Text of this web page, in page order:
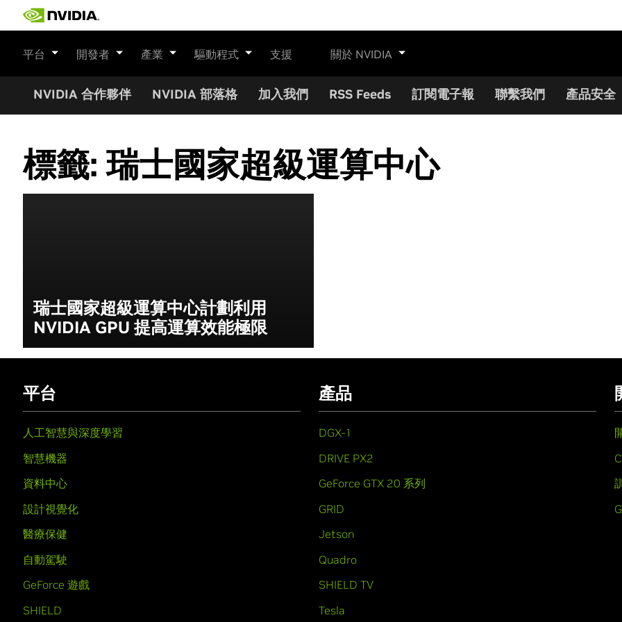
平台 開發者 產業 驅動程式 支援 關於 NVIDIA
NVIDIA 合作夥伴 NVIDIA 部落格 加入我們 RSS Feeds 訂閱電子報 聯繫我們 產品安全
標籤:瑞士國家超級運算中心
瑞士國家超級運算中心計劃利用
NVIDIA GPU 提高運算效能極限
平台
人工智慧與深度學習
智慧機器
資料中心
設計視覺化
醫療保健
自動駕駛
GeForce 遊戲
SHIELD
產品
DGX-1
DRIVE PX2
GeForce GTX 20 系列
GRID
Jetson
Quadro
SHIELD TV
Tesla